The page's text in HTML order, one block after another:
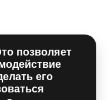
политику
наобработку
позволяет
его